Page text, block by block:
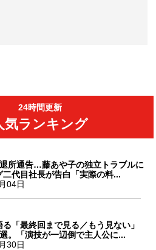
24時間更新
気ランキング
所通告…藤あや子の独立トラブルに
二代目社長が告白「実際の料...
04日
「最終回まで見る／もう見ない」
。「演技が一辺倒で主人公に...
30日